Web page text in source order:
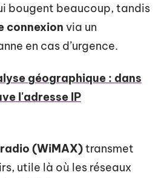
bougent beaucoup, tandis
connexion via un
en cas d’urgence.
géographique : dans
l'adresse IP
(WiMAX)transmet
utile là où les réseaux